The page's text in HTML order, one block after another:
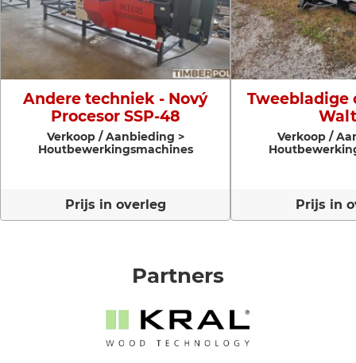
Andere techniek - Nový
Procesor SSP-48
Verkoop / Aanbieding >
Houtbewerkingsmachines
Prijs in overleg
Tweebladige
Verkoop /
Prijs in
Partners